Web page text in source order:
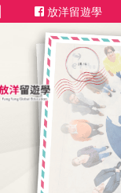
放洋留遊學